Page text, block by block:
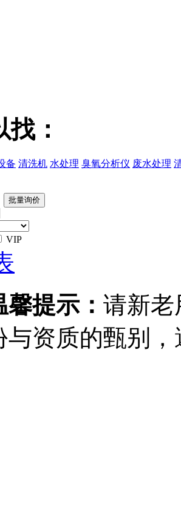
：
备 清洗机 水处理 臭氧分析仪 废水处理
VIP
提示： 请新老
与资质的甄别